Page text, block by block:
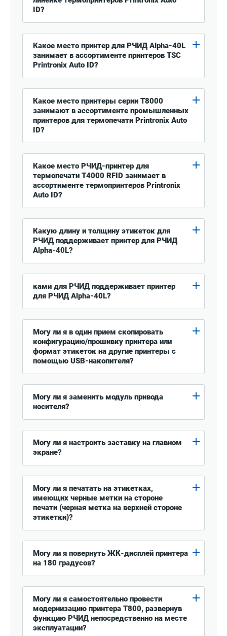
ID?
Какое место принтер для РЧИД Alpha-40L
занимает в ассортименте принтеров TSC
Printronix Auto ID?
Какое место принтеры серии T8000
занимают в ассортименте промышленных
принтеров для термопечати Printronix Auto
ID?
Какое место РЧИД-принтер для
термопечати T4000 RFID занимает в
ассортименте термопринтеров Printronix
Auto ID?
Какую длину и толщину этикеток для
РЧИД поддерживает принтер для РЧИД
Alpha-40L?
ками для РЧИД поддерживает принтер
для РЧИД Alpha-40L?
Могу ли я в один прием скопировать
конфигурацию/прошивку принтера или
формат этикеток на другие принтеры с
помощью USB-накопителя?
Могу ли я заменить модуль привода
носителя?
Могу ли я настроить заставку на главном
экране?
Могу ли я печатать на этикетках,
имеющих черные метки на стороне
печати (черная метка на верхней стороне
этикетки)?
Могу ли я повернуть ЖК-дисплей принтера
на 180 градусов?
Могу ли я самостоятельно провести
модернизацию принтера T800, развернув
функцию РЧИД непосредственно на месте
эксплуатации?